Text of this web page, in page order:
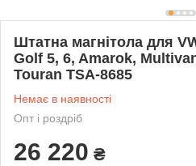
Штатна магнітола для
Golf 5, 6, Amarok,
Touran TSA-8685
Немає в наявності
Опт і роздріб
26 220 ₴